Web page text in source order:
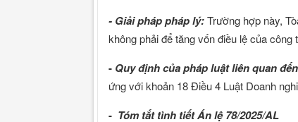
- Giải pháp pháp lý:Trường hợp này,
không phải để tăng vốn điều lệ của công
- Quy định của pháp luật liên quan
ứng với khoản 18 Điều 4 Luật Doanh
- Tóm tắt tình tiết Án lệ 78/2025/AL